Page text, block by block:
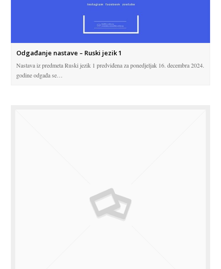
Odgađanje nastave – Ruski jezik 1
Nastava iz predmeta Ruski jezik 1 predviđena za ponedjeljak 16. decembra 2024.
godine odgađa se…